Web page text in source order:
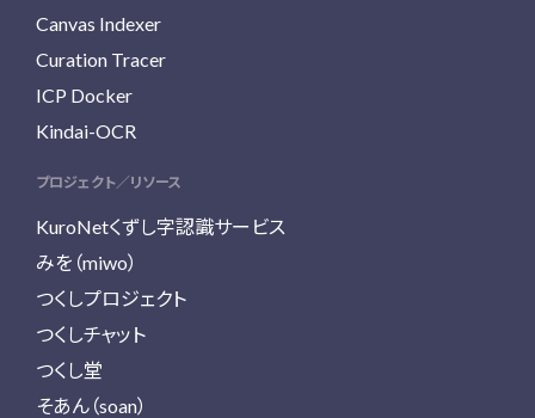
Canvas Indexer
Curation Tracer
ICP Docker
Kindai-OCR
プロジェクト／リソース
KuroNetくずし字認識サービス
みを（miwo）
つくしプロジェクト
つくしチャット
つくし堂
そあん（soan）